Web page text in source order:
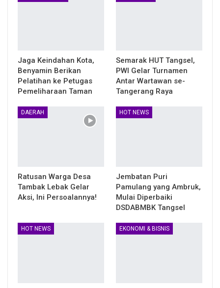
Jaga Keindahan Kota,
Benyamin Berikan
Pelatihan ke Petugas
Pemeliharaan Taman
Semarak HUT Tangsel,
PWI Gelar Turnamen
Antar Wartawan se-
Tangerang Raya
DAERAH
Ratusan Warga Desa
Tambak Lebak Gelar
Aksi, Ini Persoalannya!
HOT NEWS
Jembatan Puri
Pamulang yang Ambruk,
Mulai Diperbaiki
DSDABMBK Tangsel
HOT NEWS EKONOMI & BISNIS